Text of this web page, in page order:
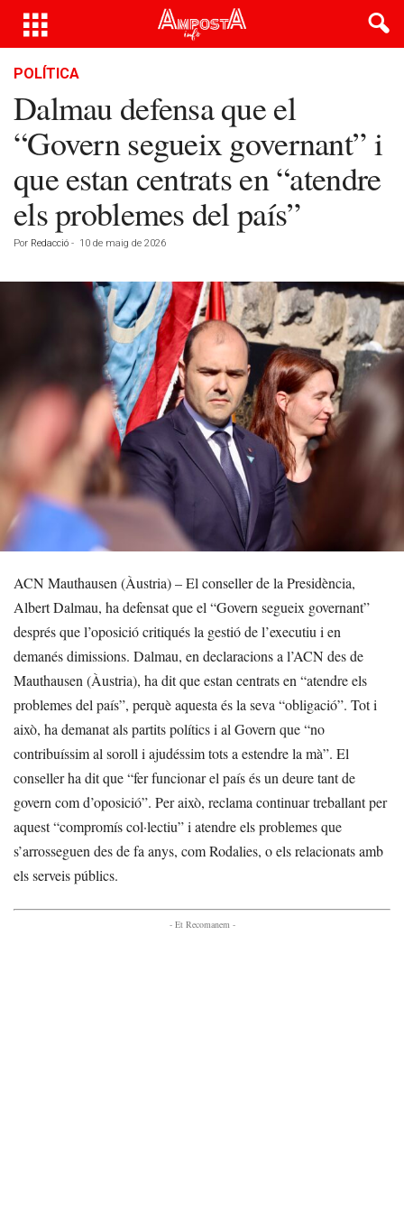
POLÍTICA
Dalmau defensa que el
“Govern segueix governant” i
que estan centrats en “atendre
els problemes del país”
Por Redacció - 10 de maig de 2026
ACN Mauthausen (Àustria) – El conseller de la Presidència,
Albert Dalmau, ha defensat que el “Govern segueix governant”
després que l’oposició critiqués la gestió de l’executiu i en
demanés dimissions. Dalmau, en declaracions a l’ACN des de
Mauthausen (Àustria), ha dit que estan centrats en “atendre els
problemes del país”, perquè aquesta és la seva “obligació”. Tot i
això, ha demanat als partits polítics i al Govern que “no
contribuíssim al soroll i ajudéssim tots a estendre la mà”. El
conseller ha dit que “fer funcionar el país és un deure tant de
govern com d’oposició”. Per això, reclama continuar treballant per
aquest “compromís col·lectiu” i atendre els problemes que
s’arrosseguen des de fa anys, com Rodalies, o els relacionats amb
els serveis públics.
- Et Recomanem -